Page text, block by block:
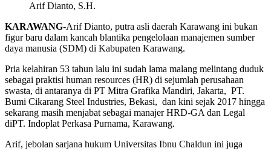
Arif Dianto, S.H.
KARAWANG-Arif Dianto, putra asli daerah Karawang ini bukan
figur baru dalam kancah blantika pengelolaan manajemen sumber
daya manusia (SDM) di Kabupaten Karawang.
Pria kelahiran 53 tahun lalu ini sudah lama malang melintang duduk
sebagai praktisi human resources (HR) di sejumlah perusahaan
swasta, di antaranya di PT Mitra Grafika Mandiri, Jakarta, PT.
Bumi Cikarang Steel Industries, Bekasi, dan kini sejak 2017 hingga
sekarang masih menjabat sebagai manajer HRD-GA dan Legal
diPT. Indoplat Perkasa Purnama, Karawang.
Arif, jebolan sarjana hukum Universitas Ibnu Chaldun ini juga